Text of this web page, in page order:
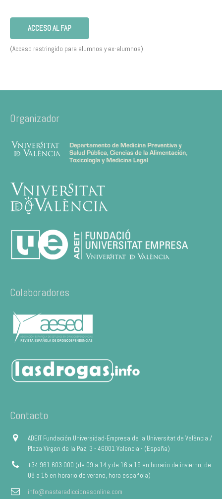
ACCESO AL FAP
(Acceso restringido para alumnos y ex-alumnos)
Organizador
Colaboradores
Contacto
ADEIT Fundación Universidad-Empresa de la Universitat de València /
Plaza Virgen de la Paz, 3 - 46001 Valencia - (España)
+34 961 603 000 (de 09 a 14 y de 16 a 19 en horario de invierno; de
08 a 15 en horario de verano, hora española)
info@masteradiccionesonline.com